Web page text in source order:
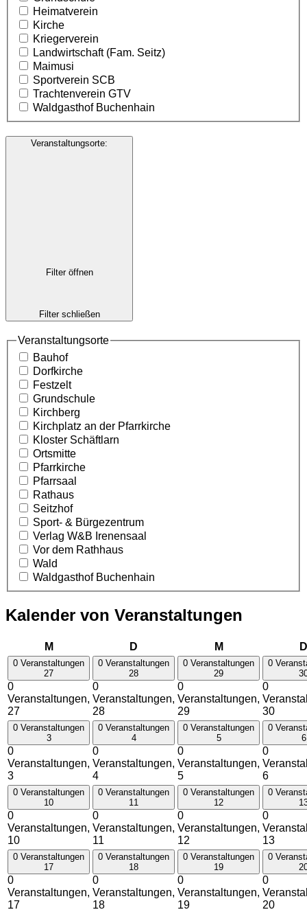
Heimatverein
Kirche
Kriegerverein
Landwirtschaft (Fam. Seitz)
Maimusi
Sportverein SCB
Trachtenverein GTV
Waldgasthof Buchenhain
Veranstaltungsorte:
Filter öffnen
Filter schließen
Veranstaltungsorte
Bauhof
Dorfkirche
Festzelt
Grundschule
Kirchberg
Kirchplatz an der Pfarrkirche
Kloster Schäftlarn
Ortsmitte
Pfarrkirche
Pfarrsaal
Rathaus
Seitzhof
Sport- & Bürgezentrum
Verlag W&B Irenensaal
Vor dem Rathhaus
Wald
Waldgasthof Buchenhain
Kalender von Veranstaltungen
MMontag D MMittwoch D
0 Veranstaltungen
27
0
Veranstaltungen,
27
0 Veranstaltungen
28
0
Veranstaltungen,
28
0 Veranstaltungen
29
0
Veranstaltungen,
29
0
0
30
0 Veranstaltungen
3
0
Veranstaltungen,
3
0 Veranstaltungen
4
0
Veranstaltungen,
4
0 Veranstaltungen
5
0
Veranstaltungen,
5
0
6
0
6
0 Veranstaltungen
10
0
Veranstaltungen,
10
0 Veranstaltungen
11
0
Veranstaltungen,
11
0 Veranstaltungen
12
0
Veranstaltungen,
12
0
0
13
0 Veranstaltungen
17
0
Veranstaltungen,
17
0 Veranstaltungen
18
0
Veranstaltungen,
18
0 Veranstaltungen
19
0
Veranstaltungen,
19
0
0
20